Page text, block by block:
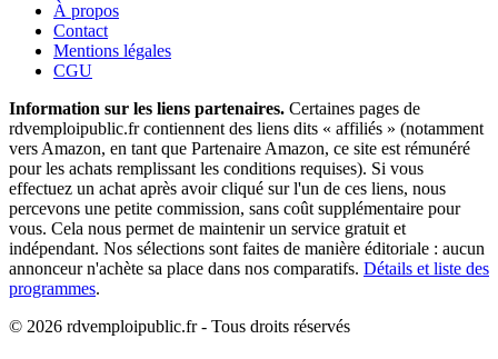
À propos
Contact
Mentions légales
CGU
Information sur les liens partenaires. Certaines pages de
rdvemploipublic.fr contiennent des liens dits « affiliés » (notamment
vers Amazon, en tant que Partenaire Amazon, ce site est rémunéré
pour les achats remplissant les conditions requises). Si vous
effectuez un achat après avoir cliqué sur l'un de ces liens, nous
percevons une petite commission, sans coût supplémentaire pour
vous. Cela nous permet de maintenir un service gratuit et
indépendant. Nos sélections sont faites de manière éditoriale : aucun
annonceur n'achète sa place dans nos comparatifs. Détails et liste des
programmes.
© 2026 rdvemploipublic.fr - Tous droits réservés